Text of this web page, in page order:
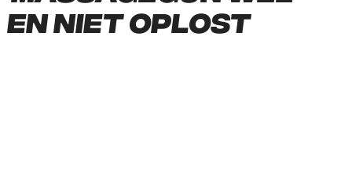
en niet oplost